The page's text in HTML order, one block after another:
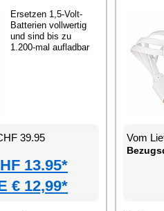
Ersetzen 1,5-Volt-
Batterien vollwertig
und sind bis zu
1.200-mal aufladbar
39.95
13.95*
€ 12,99*
Vom